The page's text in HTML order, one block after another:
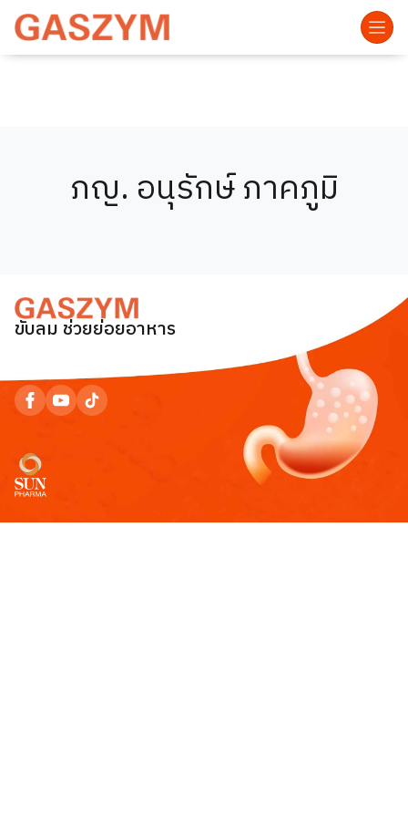
ภญ. อนุรักษ์ ภาคภูมิ
ขับลม ช่วยย่อยอาหาร